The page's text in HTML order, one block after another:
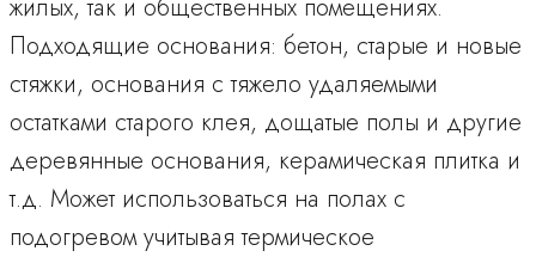
жилых, так и общественных помещениях.
Подходящие основания: бетон, старые и новые
стяжки, основания с тяжело удаляемыми
остатками старого клея, дощатые полы и другие
деревянные основания, керамическая плитка и
т.д. Может использоваться на полах с
подогревом учитывая термическое